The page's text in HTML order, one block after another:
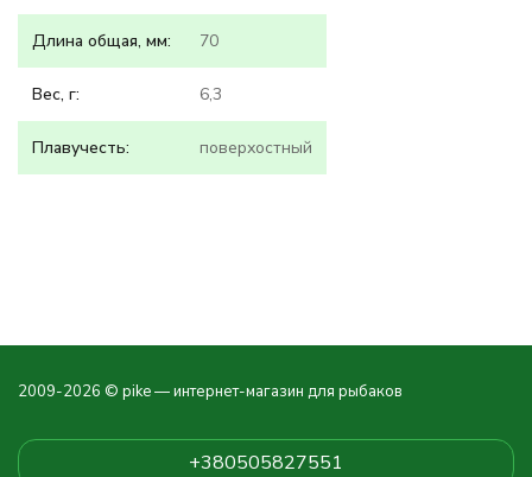
Длина общая, мм: 70
Вес, г: 6,3
Плавучесть: поверхостный
2009-2026 © pike — интернет-магазин для рыбаков
+380505827551